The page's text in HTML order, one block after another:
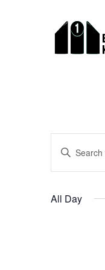
and
Enter
Keyword.
All Day